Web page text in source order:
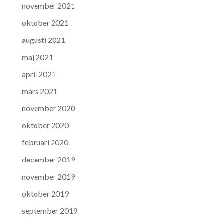
november 2021
oktober 2021
augusti 2021
maj 2021
april 2021
mars 2021
november 2020
oktober 2020
februari 2020
december 2019
november 2019
oktober 2019
september 2019